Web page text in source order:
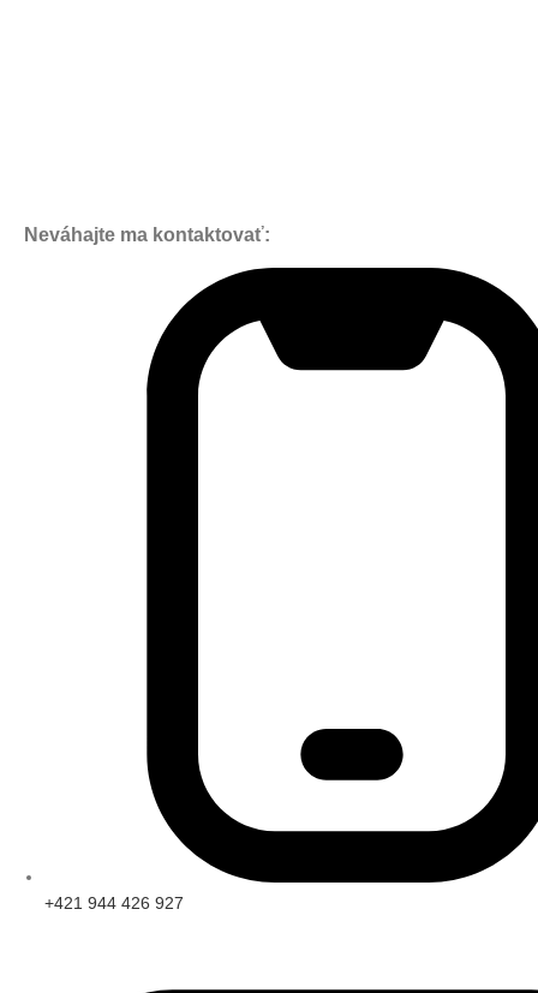
Neváhajte ma kontaktovať:
+421 944 426 927